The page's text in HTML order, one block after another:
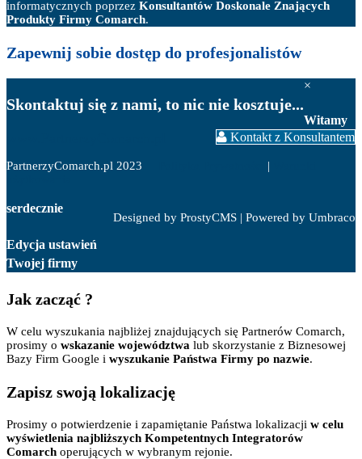
informatycznych poprzez Konsultantów Doskonale Znających
Produkty Firmy Comarch.
Zapewnij sobie dostęp do profesjonalistów
Skontaktuj się z nami, to nic nie kosztuje...
Kontakt z Konsultantem
PartnerzyComarch.pl 2023 |
Designed by ProstyCMS | Powered by Umbraco
×
Witamy
serdecznie
Edycja ustawień
Twojej firmy
Jak zacząć ?
W celu wyszukania najbliżej znajdujących się Partnerów Comarch,
prosimy o wskazanie województwa lub skorzystanie z Biznesowej
Bazy Firm Google i wyszukanie Państwa Firmy po nazwie.
Zapisz swoją lokalizację
Prosimy o potwierdzenie i zapamiętanie Państwa lokalizacji w celu
wyświetlenia najbliższych Kompetentnych Integratorów
Comarch operujących w wybranym rejonie.